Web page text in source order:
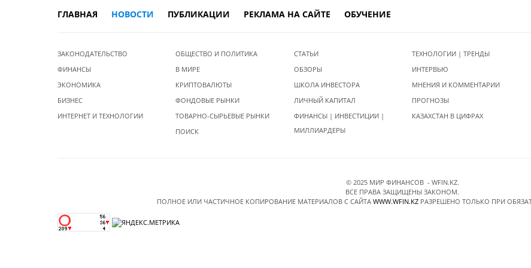
ГЛАВНАЯ НОВОСТИ ПУБЛИКАЦИИ РЕКЛАМА НА САЙТЕ ОБУЧЕНИЕ
ЗАКОНОДАТЕЛЬСТВО
ФИНАНСЫ
ЭКОНОМИКА
БИЗНЕС
ИНТЕРНЕТ И ТЕХНОЛОГИИ
ОБЩЕСТВО И ПОЛИТИКА
В МИРЕ
КРИПТОВАЛЮТЫ
ФОНДОВЫЕ РЫНКИ
ТОВАРНО-СЫРЬЕВЫЕ РЫНКИ
ПОИСК
СТАТЬИ
ОБЗОРЫ
ШКОЛА ИНВЕСТОРА
ЛИЧНЫЙ КАПИТАЛ
ФИНАНСЫ | ИНВЕСТИЦИИ |
МИЛЛИАРДЕРЫ
ТЕХНОЛОГИИ | ТРЕНДЫ
ИНТЕРВЬЮ
МНЕНИЯ И КОММЕНТАРИИ
ПРОГНОЗЫ
КАЗАХСТАН В ЦИФРАХ
© 2025 МИР ФИНАНСОВ - WFIN.KZ.
ВСЕ ПРАВА ЗАЩИЩЕНЫ ЗАКОНОМ.
ПОЛНОЕ ИЛИ ЧАСТИЧНОЕ КОПИРОВАНИЕ МАТЕРИАЛОВ C САЙТА WWW.WFIN.KZ РАЗРЕШЕНО ТОЛЬКО ПРИ